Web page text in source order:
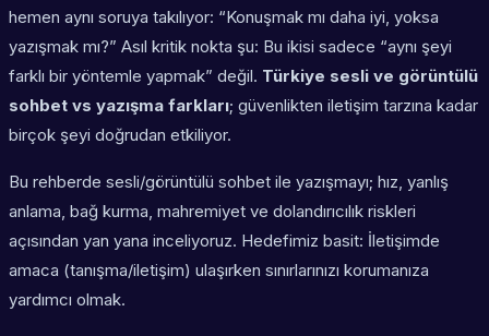
hemen aynı soruya takılıyor: “Konuşmak mı daha iyi, yoksa
yazışmak mı?” Asıl kritik nokta şu: Bu ikisi sadece “aynı şeyi
farklı bir yöntemle yapmak” değil. Türkiye sesli ve görüntülü
sohbet vs yazışma farkları; güvenlikten iletişim tarzına kadar
birçok şeyi doğrudan etkiliyor.
Bu rehberde sesli/görüntülü sohbet ile yazışmayı; hız, yanlış
anlama, bağ kurma, mahremiyet ve dolandırıcılık riskleri
açısından yan yana inceliyoruz. Hedefimiz basit: İletişimde
amaca (tanışma/iletişim) ulaşırken sınırlarınızı korumanıza
yardımcı olmak.